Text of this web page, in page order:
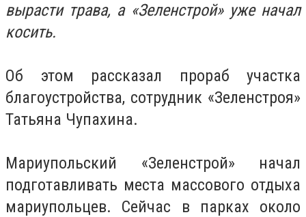
вырасти трава, а «Зеленстрой» уже начал
косить.
Об этом рассказал прораб участка
благоустройства, сотрудник «Зеленстроя»
Татьяна Чупахина.
Мариупольский «Зеленстрой» начал
подготавливать места массового отдыха
мариупольцев. Сейчас в парках около